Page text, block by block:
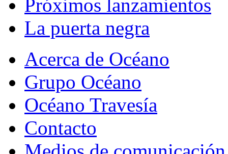
Próximos lanzamientos
La puerta negra
Acerca de Océano
Grupo Océano
Océano Travesía
Contacto